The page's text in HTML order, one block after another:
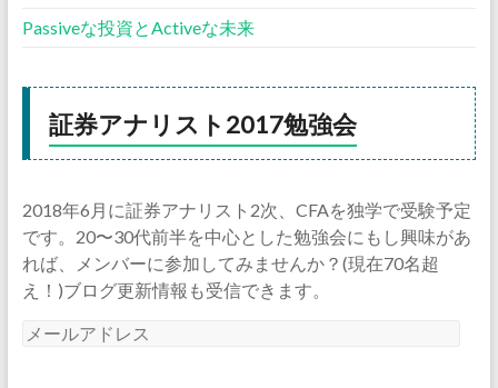
Passiveな投資とActiveな未来
証券アナリスト2017勉強会
2018年6月に証券アナリスト2次、CFAを独学で受験予定
です。20〜30代前半を中心とした勉強会にもし興味があ
れば、メンバーに参加してみませんか？(現在70名超
え！)ブログ更新情報も受信できます。
メ